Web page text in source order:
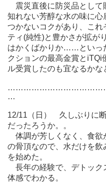
震災直後に防災品として
知れない芳醇な水の味に
つかないコクがあり、これ
ティ(純性)と豊かさが拡が
はかくばかりか……といっ
クションの最高金賞とiTQi
ル受賞したのも宜なるか
…
12/11（日） 久しぶりに
だったろうか。。
体調が芳しくなく、食欲
の骨頂なので、水だけを
を始めた。
長年の経験で、デトック
体感でわかる。